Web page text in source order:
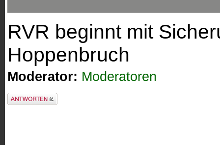
RVR beginnt mit
Hoppenbruch
Moderator: Moderatoren
Antwort erstellen